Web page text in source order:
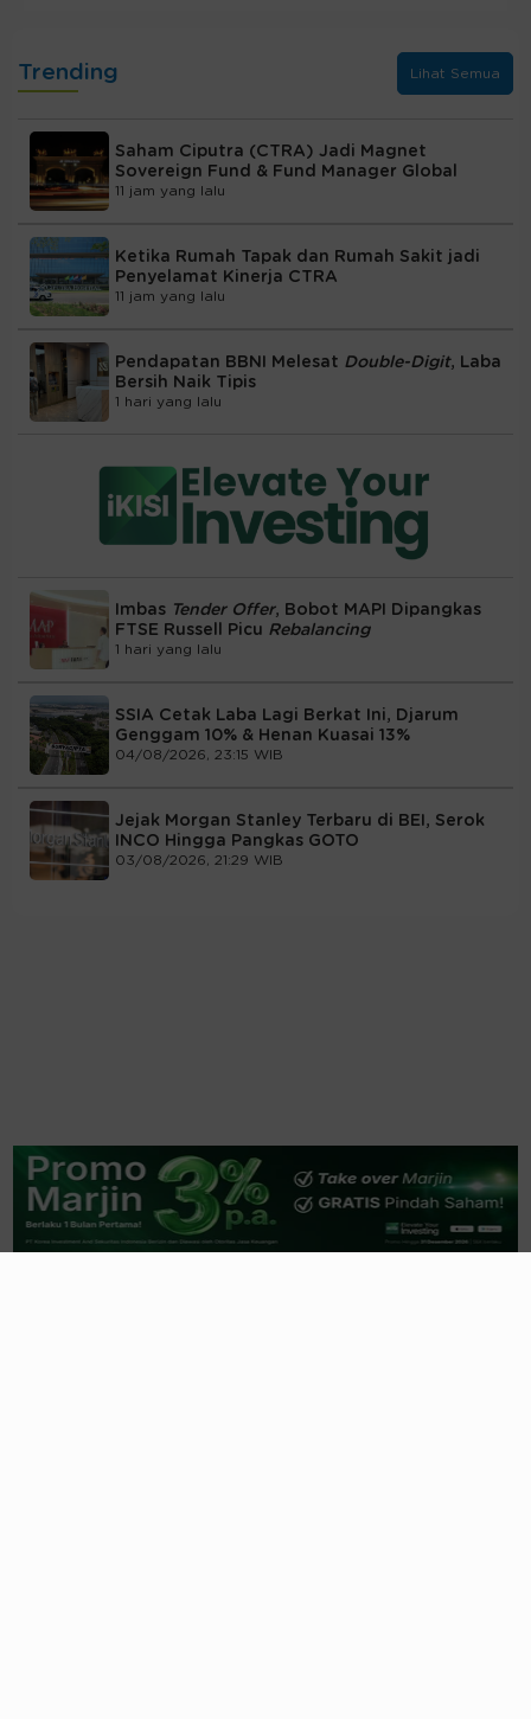
Trending Lihat Semua
Saham Ciputra (CTRA) Jadi Magnet
Sovereign Fund & Fund Manager Global
11 jam yang lalu
Ketika Rumah Tapak dan Rumah Sakit jadi
Penyelamat Kinerja CTRA
11 jam yang lalu
Pendapatan BBNI Melesat Double-Digit, Laba
Bersih Naik Tipis
1 hari yang lalu
Imbas Tender Offer, Bobot MAPI Dipangkas
FTSE Russell Picu Rebalancing
1 hari yang lalu
SSIA Cetak Laba Lagi Berkat Ini, Djarum
Genggam 10% & Henan Kuasai 13%
04/08/2026, 23:15 WIB
Jejak Morgan Stanley Terbaru di BEI, Serok
INCO Hingga Pangkas GOTO
03/08/2026, 21:29 WIB